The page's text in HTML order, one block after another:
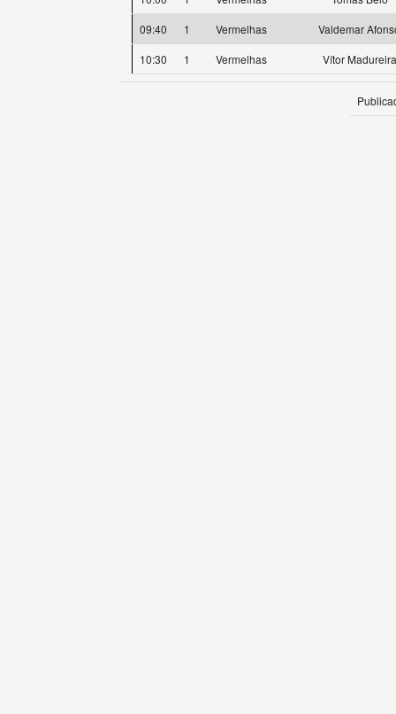
09:40
1 Vermelhas
Valdemar
10:30
1 Vermelhas Vítor Madureira